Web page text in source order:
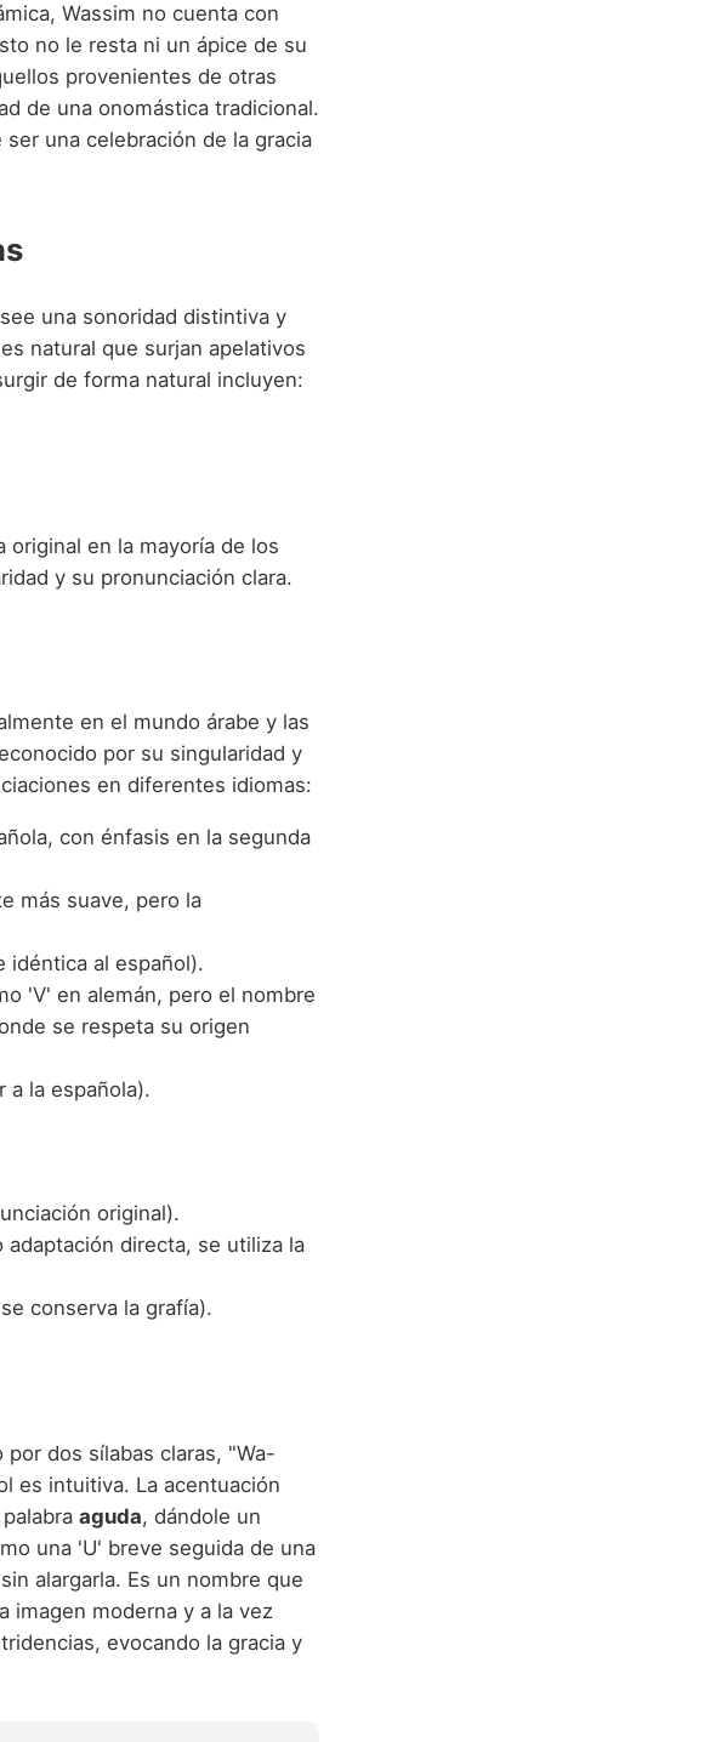
Wassim no cuenta con
no le resta ni un ápice de su
provenientes de otras
de una onomástica tradicional.
una celebración de la gracia
una sonoridad distintiva y
natural que surjan apelativos
de forma natural incluyen:
en la mayoría de los
y su pronunciación clara.
en el mundo árabe y las
por su singularidad y
en diferentes idiomas:
con énfasis en la segunda
más suave, pero la
idéntica al español).
'V' en alemán, pero el nombre
se respeta su origen
a la española).
original).
directa, se utiliza la
conserva la grafía).
dos sílabas claras, "Wa-
es intuitiva. La acentuación
aguda, dándole un
una 'U' breve seguida de una
alargarla. Es un nombre que
imagen moderna y a la vez
evocando la gracia y